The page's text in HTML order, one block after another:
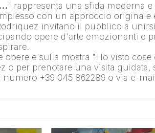
" rappresenta una sfida moderna e
con un approccio originale
invitano il pubblico a
opere d'arte emozionanti e
e sulla mostra "Ho visto cose
o per prenotare una visita guidata,
numero +39 045 862289 o via e-